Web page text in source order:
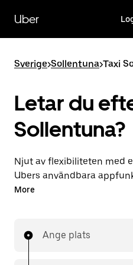
huvudinnehållet
Uber
Sverige>Sollentuna>Taxi
Letar du
Sollentuna?
Njut av flexibiliteten med
Ubers användbara
med Uber i Sollentuna. Du
förberäknade priser för
More
Ange plats